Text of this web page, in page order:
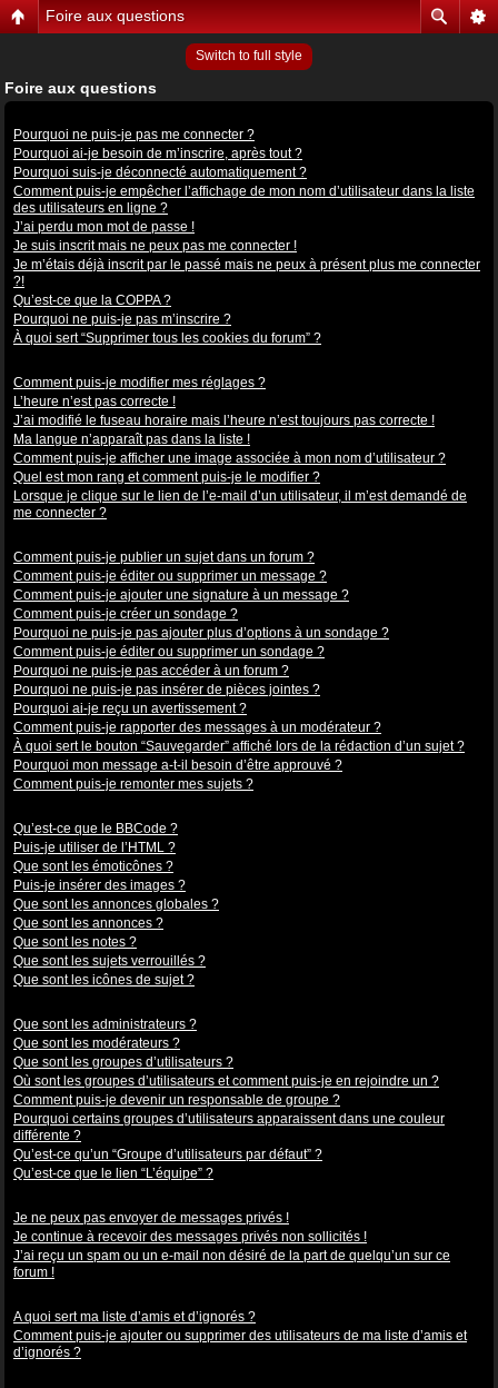
Foire aux questions
Switch to full style
Foire aux questions
Pourquoi ne puis-je pas me connecter ?
Pourquoi ai-je besoin de m’inscrire, après tout ?
Pourquoi suis-je déconnecté automatiquement ?
Comment puis-je empêcher l’affichage de mon nom d’utilisateur dans la liste
des utilisateurs en ligne ?
J’ai perdu mon mot de passe !
Je suis inscrit mais ne peux pas me connecter !
Je m’étais déjà inscrit par le passé mais ne peux à présent plus me connecter
?!
Qu’est-ce que la COPPA ?
Pourquoi ne puis-je pas m’inscrire ?
À quoi sert “Supprimer tous les cookies du forum” ?
Comment puis-je modifier mes réglages ?
L’heure n’est pas correcte !
J’ai modifié le fuseau horaire mais l’heure n’est toujours pas correcte !
Ma langue n’apparaît pas dans la liste !
Comment puis-je afficher une image associée à mon nom d’utilisateur ?
Quel est mon rang et comment puis-je le modifier ?
Lorsque je clique sur le lien de l’e-mail d’un utilisateur, il m’est demandé de
me connecter ?
Comment puis-je publier un sujet dans un forum ?
Comment puis-je éditer ou supprimer un message ?
Comment puis-je ajouter une signature à un message ?
Comment puis-je créer un sondage ?
Pourquoi ne puis-je pas ajouter plus d’options à un sondage ?
Comment puis-je éditer ou supprimer un sondage ?
Pourquoi ne puis-je pas accéder à un forum ?
Pourquoi ne puis-je pas insérer de pièces jointes ?
Pourquoi ai-je reçu un avertissement ?
Comment puis-je rapporter des messages à un modérateur ?
À quoi sert le bouton “Sauvegarder” affiché lors de la rédaction d’un sujet ?
Pourquoi mon message a-t-il besoin d’être approuvé ?
Comment puis-je remonter mes sujets ?
Qu’est-ce que le BBCode ?
Puis-je utiliser de l’HTML ?
Que sont les émoticônes ?
Puis-je insérer des images ?
Que sont les annonces globales ?
Que sont les annonces ?
Que sont les notes ?
Que sont les sujets verrouillés ?
Que sont les icônes de sujet ?
Que sont les administrateurs ?
Que sont les modérateurs ?
Que sont les groupes d’utilisateurs ?
Où sont les groupes d’utilisateurs et comment puis-je en rejoindre un ?
Comment puis-je devenir un responsable de groupe ?
Pourquoi certains groupes d’utilisateurs apparaissent dans une couleur
différente ?
Qu’est-ce qu’un “Groupe d’utilisateurs par défaut” ?
Qu’est-ce que le lien “L’équipe” ?
Je ne peux pas envoyer de messages privés !
Je continue à recevoir des messages privés non sollicités !
J’ai reçu un spam ou un e-mail non désiré de la part de quelqu’un sur ce
forum !
A quoi sert ma liste d’amis et d’ignorés ?
Comment puis-je ajouter ou supprimer des utilisateurs de ma liste d’amis et
d’ignorés ?